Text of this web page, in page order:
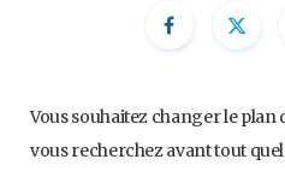
Vous souhaitez changer le plan
vous recherchez avant tout